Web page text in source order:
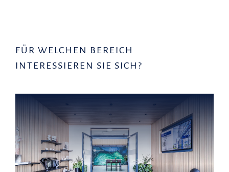
FÜR WELCHEN BEREICH
INTERESSIEREN SIE SICH?